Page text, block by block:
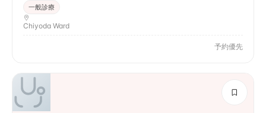
一般診療
Chiyoda Ward
予約優先